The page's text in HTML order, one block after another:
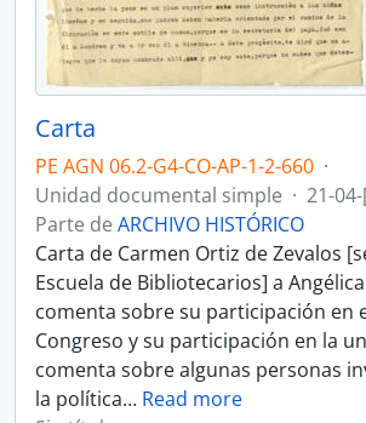
Carta
PE AGN 06.2-G4-CO-AP-1-2-660 ·
Unidad documental simple · 21-
Parte de ARCHIVO HISTÓRICO
Carta de Carmen Ortiz de Zevalos
Escuela de Bibliotecarios] a
comenta sobre su participación en
Congreso y su participación en la
comenta sobre algunas personas
la política… Read more